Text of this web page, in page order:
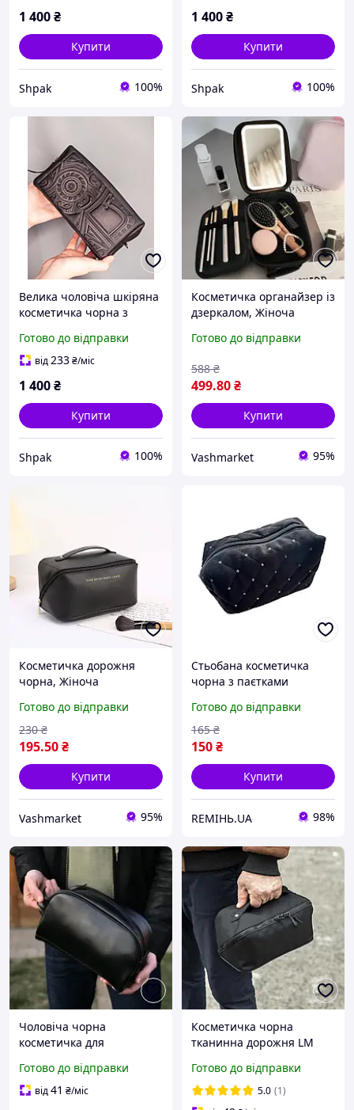
1 400₴
Купити
Shpak 100%
1 400₴
Купити
Shpak 100%
Велика чоловіча шкіряна
косметичка чорна з
Готово до відправки
від233₴/міс
1 400₴
Купити
Shpak 100%
Косметичка органайзер із
дзеркалом, Жіноча
Дорожня косметичка
Готово до відправки
499.80₴
588 ₴
Купити
Vashmarket 95%
Косметичка дорожня
чорна, Жіноча
оргвнайзер
Готово до відправки
195.50₴
230 ₴
Купити
Vashmarket 95%
Стьобана косметичка
чорна з паєтками
Готово до відправки
150₴
165 ₴
Купити
REMIНЬ.UA 98%
Чоловіча чорна
косметичка для
органайзер ERNIE з
екошкіри Унісекс
Готово до відправки
від41 ₴/міс
Косметичка чорна
тканинна дорожня LM
Готово до відправки
5.0 (1)